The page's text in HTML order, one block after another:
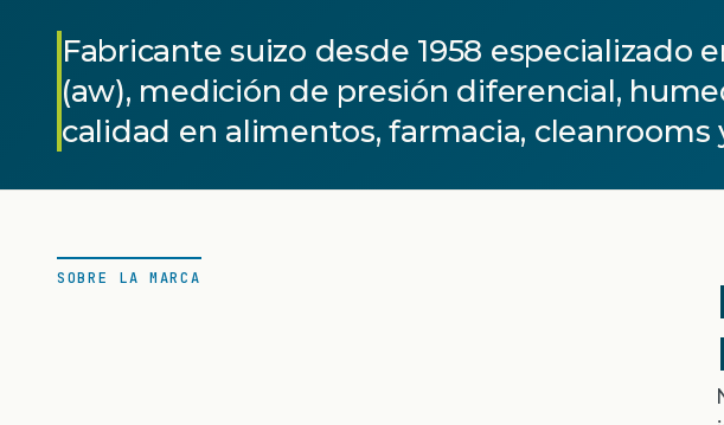
Fabricante suizo desde 1958 especializado
(aw), medición de presión diferencial,
calidad en alimentos, farmacia, cleanrooms
SOBRE LA MARCA